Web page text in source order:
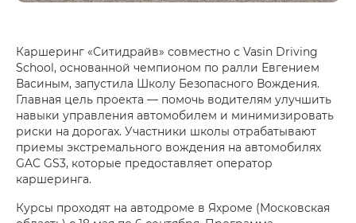
Каршеринг «Ситидрайв» совместно с Vasin Driving
School, основанной чемпионом по ралли Евгением
Васиным, запустила Школу Безопасного Вождения.
Главная цель проекта — помочь водителям улучшить
навыки управления автомобилем и минимизировать
риски на дорогах. Участники школы отрабатывают
приемы экстремального вождения на автомобилях
GAC GS3, которые предоставляет оператор
каршеринга.
Курсы проходят на автодроме в Яхроме (Московская